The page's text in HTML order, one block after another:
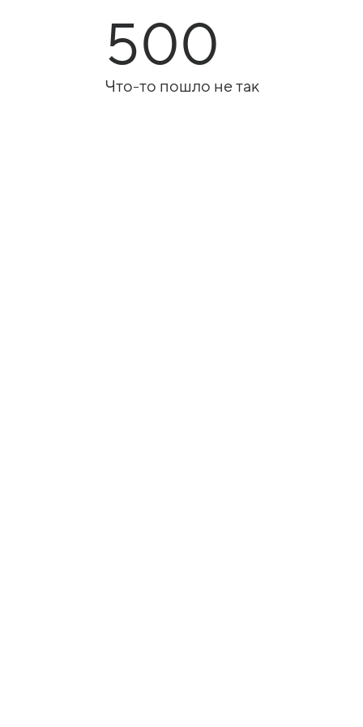
500
Что-то пошло не так